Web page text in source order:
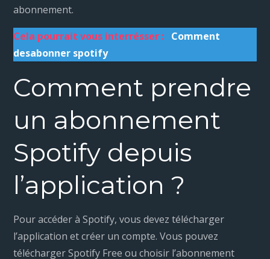
abonnement.
Cela pourrait vous interrésser : Comment
desabonner spotify
Comment prendre
un abonnement
Spotify depuis
l’application ?
Pour accéder à Spotify, vous devez télécharger
l’application et créer un compte. Vous pouvez
télécharger Spotify Free ou choisir l’abonnement